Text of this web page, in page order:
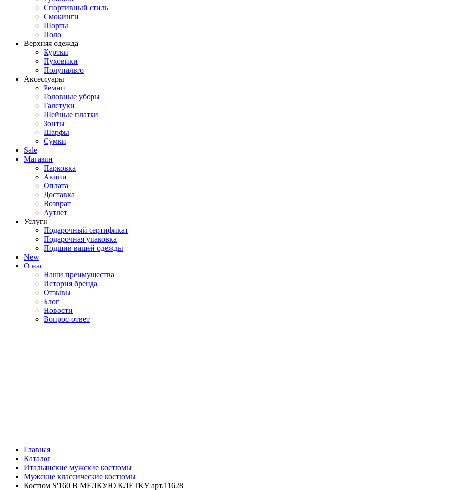
Спортивный стиль
Смокинги
Шорты
Поло
Верхняя одежда
Куртки
Пуховики
Полупальто
Аксессуары
Ремни
Головные уборы
Галстуки
Шейные платки
Зонты
Шарфы
Сумки
Sale
Магазин
Парковка
Акции
Оплата
Доставка
Возврат
Аутлет
Услуги
Подарочный сертификат
Подарочная упаковка
Подшив вашей одежды
New
О нас
Наши преимущества
История бренда
Отзывы
Блог
Новости
Вопрос-ответ
Главная
Каталог
Итальянские мужские костюмы
Мужские классические костюмы
Костюм S'160 В МЕЛКУЮ КЛЕТКУ арт.11628